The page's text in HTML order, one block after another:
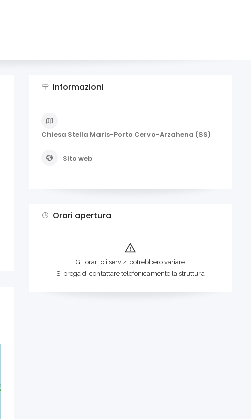
Informazioni
Chiesa Stella Maris-Porto Cervo-Arzahena (SS)
Sito web
Orari apertura
Gli orari o i servizi potrebbero variare
Si prega di contattare telefonicamente la struttura